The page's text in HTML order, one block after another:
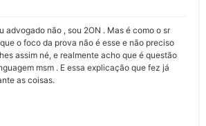
advogado não , sou 2ON . Mas é como o sr
o foco da prova não é esse e não preciso
assim né, e realmente acho que é questão
msm . E essa explicação que fez já
as coisas.